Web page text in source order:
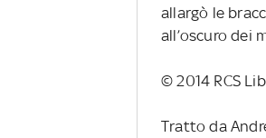
allargò le
all’oscuro dei
© 2014 RCS
Tratto da